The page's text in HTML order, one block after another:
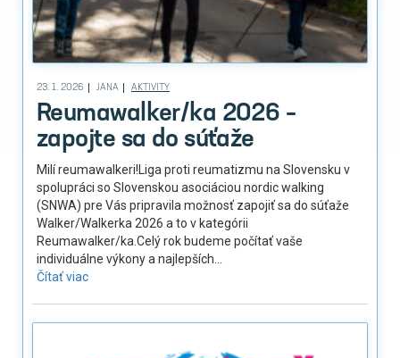
23. 1. 2026 JANA AKTIVITY
Reumawalker/ka 2026 –
zapojte sa do súťaže
Milí reumawalkeri!Liga proti reumatizmu na Slovensku v
spolupráci so Slovenskou asociáciou nordic walking
(SNWA) pre Vás pripravila možnosť zapojiť sa do súťaže
Walker/Walkerka 2026 a to v kategórii
Reumawalker/ka.Celý rok budeme počítať vaše
individuálne výkony a najlepších...
Čítať viac